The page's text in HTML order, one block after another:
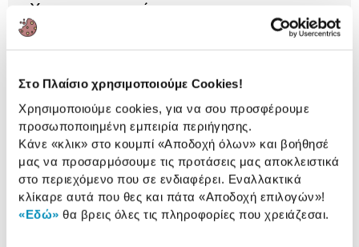
Στο Πλαίσιο χρησιμοποιούμε Cookies!
Χρησιμοποιούμε cookies, για να σου προσφέρουμε
προσωποποιημένη εμπειρία περιήγησης.
Κάνε «κλικ» στο κουμπί «Αποδοχή όλων» και βοήθησέ
μας να προσαρμόσουμε τις προτάσεις μας αποκλειστικά
στο περιεχόμενο που σε ενδιαφέρει. Εναλλακτικά
κλίκαρε αυτά που θες και πάτα «Αποδοχή επιλογών»!
«Εδώ» θα βρεις όλες τις πληροφορίες που χρειάζεσαι.
Χαρακτηριστικά
Οπτικό πεδίο: 151 deg.
WiFi:
Αναλυτική
παρουσίαση
Αναλυτική παρουσίαση